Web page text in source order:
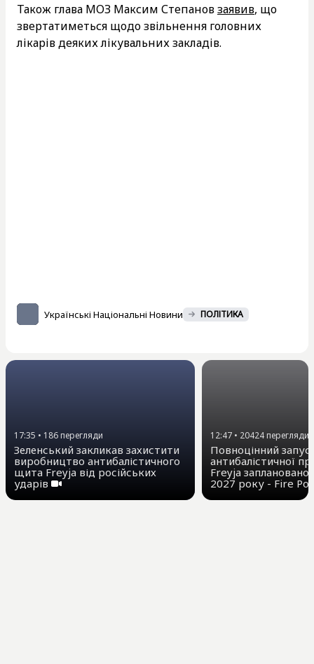
Також глава МОЗ Максим Степановзаявив, що
звертатиметься щодо звільнення головних
лікарів деяких лікувальних закладів.
Українські Національні Новини ПОЛІТИКА
17:35 • 186перегляди
Зеленський закликав захистити
виробництво антибалістичного
щита Freyja від російських
ударів
12:47 • 20424 перегляди
Повноцінний
антибалістичної
Freyja заплановано
2027 року - Fire